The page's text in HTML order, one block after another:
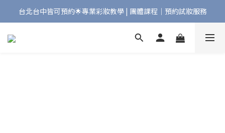
Bonjour!歡迎來到Maqpro | 全店2000免運🇫🇷
台北台中皆可預約🌟專業彩妝教學 | 團體課程｜預約試妝服務
Bonjour!歡迎來到Maqpro | 全店2000免運🇫🇷